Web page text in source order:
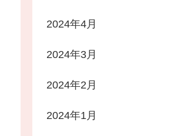
2024年4月
2024年3月
2024年2月
2024年1月